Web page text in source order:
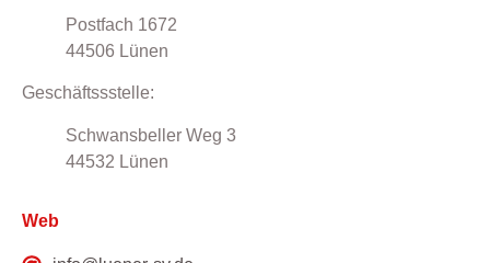
Postfach 1672
44506 Lünen
Geschäftssstelle:
Schwansbeller Weg 3
44532 Lünen
Web